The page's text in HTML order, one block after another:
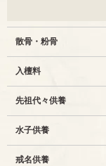
散骨・粉骨
入檀料
先祖代々供養
水子供養
戒名供養